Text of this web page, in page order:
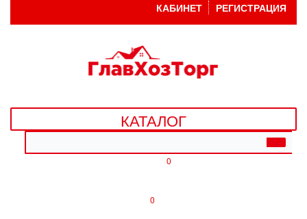
ДАЧА, САД И ОГОРОД
ДЕТСКИЕ ТОВАРЫ
КАБИНЕТ РЕГИСТРАЦИЯ
КАТАЛОГ
0
0